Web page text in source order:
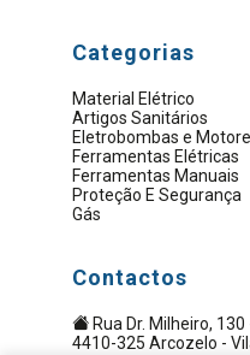
Categorias
Material Elétrico
Artigos Sanitários
Eletrobombas e
Ferramentas Elétricas
Ferramentas Manuais
Proteção E Segurança
Gás
Contactos
Rua Dr. Milheiro, 130
4410-325 Arcozelo -